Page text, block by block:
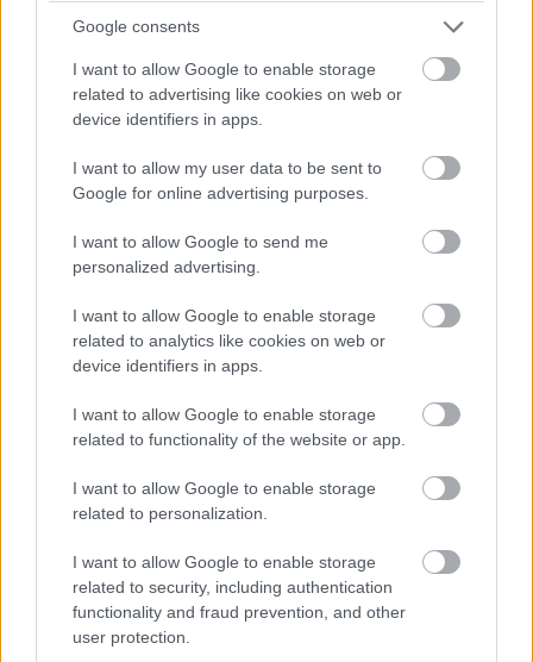
Google consents
I want to allow Google to enable storage
related to advertising like cookies on web or
device identifiers in apps.
I want to allow my user data to be sent to
Google for online advertising purposes.
I want to allow Google to send me
personalized advertising.
I want to allow Google to enable storage
related to analytics like cookies on web or
device identifiers in apps.
I want to allow Google to enable storage
related to functionality of the website or app.
I want to allow Google to enable storage
related to personalization.
I want to allow Google to enable storage
related to security, including authentication
functionality and fraud prevention, and other
user protection.
Pridajte túto surovinu do prania, obliečky
budú hladšie a pevnejšie. Starý trik z
hotelov poznali už naše babičky